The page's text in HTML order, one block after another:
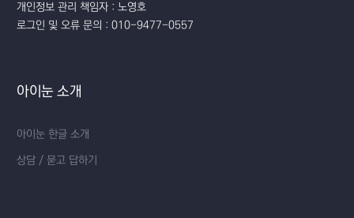
개인정보 관리 책임자 : 노영호
로그인 및 오류 문의 : 010-9477-0557
아이눈 소개
아이눈 한글 소개
상담 / 묻고 답하기